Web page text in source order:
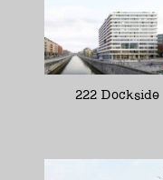
222 Dockside